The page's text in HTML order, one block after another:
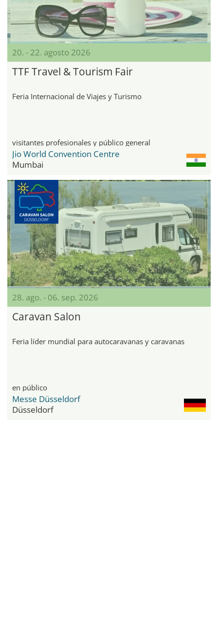
20. - 22. agosto 2026
TTF Travel & Tourism Fair
Feria Internacional de Viajes y Turismo
visitantes profesionales y público general
Jio World Convention Centre
Mumbai
28. ago. - 06. sep. 2026
Caravan Salon
Feria líder mundial para autocaravanas y caravanas
en público
Messe Düsseldorf
Düsseldorf